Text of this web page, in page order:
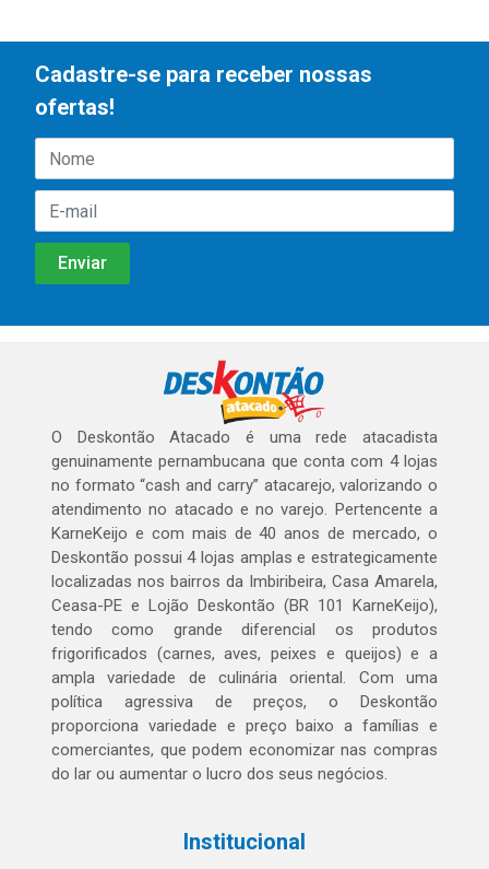
Cadastre-se para receber nossas
ofertas!
O Deskontão Atacado é uma rede atacadista
genuinamente pernambucana que conta com 4 lojas
no formato “cash and carry” atacarejo, valorizando o
atendimento no atacado e no varejo. Pertencente a
KarneKeijo e com mais de 40 anos de mercado, o
Deskontão possui 4 lojas amplas e estrategicamente
localizadas nos bairros da Imbiribeira, Casa Amarela,
Ceasa-PE e Lojão Deskontão (BR 101 KarneKeijo),
tendo como grande diferencial os produtos
frigorificados (carnes, aves, peixes e queijos) e a
ampla variedade de culinária oriental. Com uma
política agressiva de preços, o Deskontão
proporciona variedade e preço baixo a famílias e
comerciantes, que podem economizar nas compras
do lar ou aumentar o lucro dos seus negócios.
Institucional